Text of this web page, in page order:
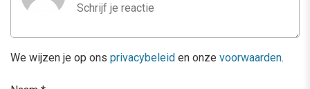
We wijzen je op ons privacybeleid en onze voorwaarden.